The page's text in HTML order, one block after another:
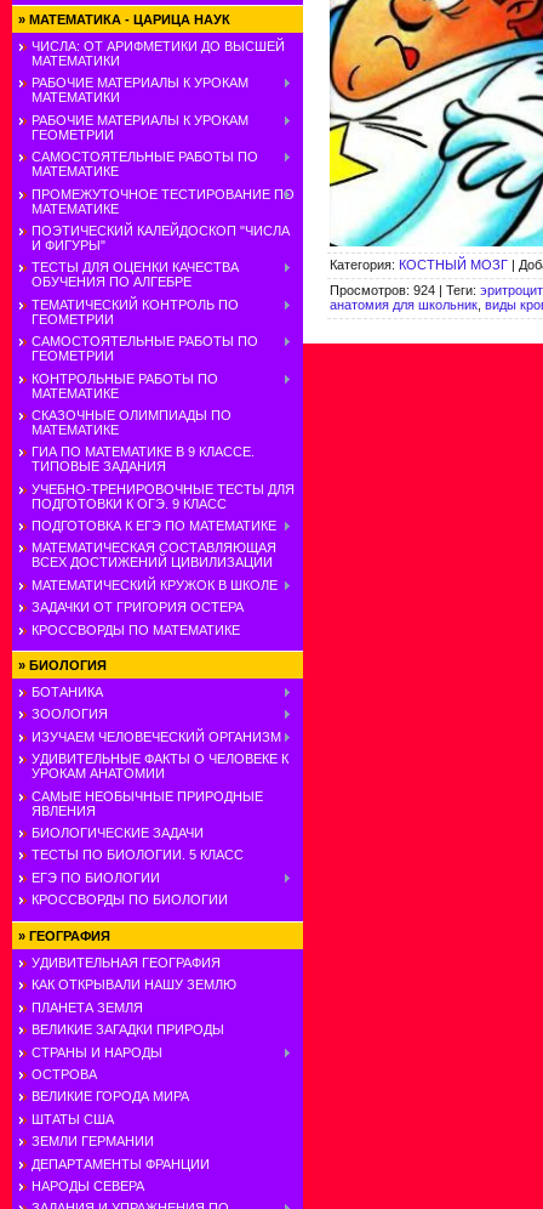
» МАТЕМАТИКА - ЦАРИЦА НАУК
ЧИСЛА: ОТ АРИФМЕТИКИ ДО ВЫСШЕЙ
МАТЕМАТИКИ
РАБОЧИЕ МАТЕРИАЛЫ К УРОКАМ
МАТЕМАТИКИ
РАБОЧИЕ МАТЕРИАЛЫ К УРОКАМ
ГЕОМЕТРИИ
САМОСТОЯТЕЛЬНЫЕ РАБОТЫ ПО
МАТЕМАТИКЕ
ПРОМЕЖУТОЧНОЕ ТЕСТИРОВАНИЕ ПО
МАТЕМАТИКЕ
ПОЭТИЧЕСКИЙ КАЛЕЙДОСКОП "ЧИСЛА
И ФИГУРЫ"
ТЕСТЫ ДЛЯ ОЦЕНКИ КАЧЕСТВА
ОБУЧЕНИЯ ПО АЛГЕБРЕ
ТЕМАТИЧЕСКИЙ КОНТРОЛЬ ПО
ГЕОМЕТРИИ
САМОСТОЯТЕЛЬНЫЕ РАБОТЫ ПО
ГЕОМЕТРИИ
КОНТРОЛЬНЫЕ РАБОТЫ ПО
МАТЕМАТИКЕ
СКАЗОЧНЫЕ ОЛИМПИАДЫ ПО
МАТЕМАТИКЕ
ГИА ПО МАТЕМАТИКЕ В 9 КЛАССЕ.
ТИПОВЫЕ ЗАДАНИЯ
УЧЕБНО-ТРЕНИРОВОЧНЫЕ ТЕСТЫ ДЛЯ
ПОДГОТОВКИ К ОГЭ. 9 КЛАСС
ПОДГОТОВКА К ЕГЭ ПО МАТЕМАТИКЕ
МАТЕМАТИЧЕСКАЯ СОСТАВЛЯЮЩАЯ
ВСЕХ ДОСТИЖЕНИЙ ЦИВИЛИЗАЦИИ
МАТЕМАТИЧЕСКИЙ КРУЖОК В ШКОЛЕ
ЗАДАЧКИ ОТ ГРИГОРИЯ ОСТЕРА
КРОССВОРДЫ ПО МАТЕМАТИКЕ
» БИОЛОГИЯ
БОТАНИКА
ЗООЛОГИЯ
ИЗУЧАЕМ ЧЕЛОВЕЧЕСКИЙ ОРГАНИЗМ
УДИВИТЕЛЬНЫЕ ФАКТЫ О ЧЕЛОВЕКЕ К
УРОКАМ АНАТОМИИ
САМЫЕ НЕОБЫЧНЫЕ ПРИРОДНЫЕ
ЯВЛЕНИЯ
БИОЛОГИЧЕСКИЕ ЗАДАЧИ
ТЕСТЫ ПО БИОЛОГИИ. 5 КЛАСС
ЕГЭ ПО БИОЛОГИИ
КРОССВОРДЫ ПО БИОЛОГИИ
» ГЕОГРАФИЯ
УДИВИТЕЛЬНАЯ ГЕОГРАФИЯ
КАК ОТКРЫВАЛИ НАШУ ЗЕМЛЮ
ПЛАНЕТА ЗЕМЛЯ
ВЕЛИКИЕ ЗАГАДКИ ПРИРОДЫ
СТРАНЫ И НАРОДЫ
ОСТРОВА
ВЕЛИКИЕ ГОРОДА МИРА
ШТАТЫ США
ЗЕМЛИ ГЕРМАНИИ
ДЕПАРТАМЕНТЫ ФРАНЦИИ
НАРОДЫ СЕВЕРА
Категория: КОСТНЫЙ МОЗГ |
Просмотров: 924 | Теги:
анатомия для школьник виды